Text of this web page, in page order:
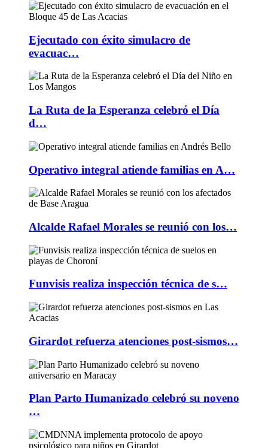
Ejecutado con éxito simulacro de
evacuac…
La Ruta de la Esperanza celebró el Día
d…
Operativo integral atiende familias en A…
Alcalde Rafael Morales se reunió con los…
Funvisis realiza inspección técnica de s…
Girardot refuerza atenciones post-sismos…
Plan Parto Humanizado celebró su noveno
…